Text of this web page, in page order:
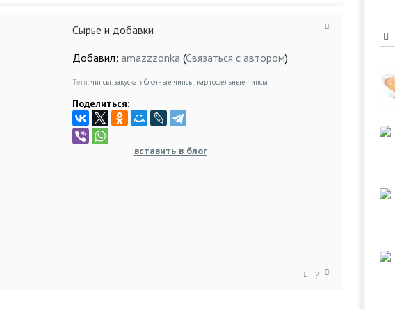
Сырье и добавки
?
Добавил: amazzzonka (Связаться с автором)
Теги: чипсы,закуска, яблочные чипсы, картофельные чипсы
Поделиться:
вставить в блог